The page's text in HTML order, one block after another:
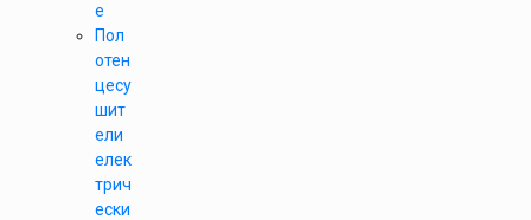
е
Пол
отен
цесу
шит
ели
елек
трич
ески